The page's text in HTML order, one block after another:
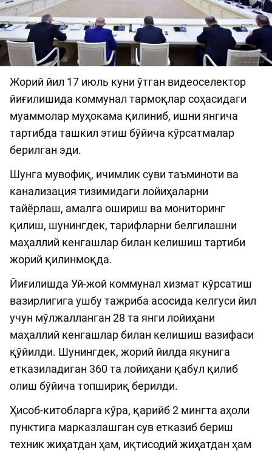
Жорий йил 17 июль куни ўтган видеоселектор
йиғилишида коммунал тармоқлар соҳасидаги
муаммолар муҳокама қилиниб, ишни янгича
тартибда ташкил этиш бўйича кўрсатмалар
берилган эди.
Шунга мувофиқ, ичимлик суви таъминоти ва
канализация тизимидаги лойиҳаларни
тайёрлаш, амалга ошириш ва мониторинг
қилиш, шунингдек, тарифларни белгилашни
маҳаллий кенгашлар билан келишиш тартиби
жорий қилинмоқда.
Йиғилишда Уй-жой коммунал хизмат кўрсатиш
вазирлигига ушбу тажриба асосида келгуси йил
учун мўлжалланган 28 та янги лойиҳани
маҳаллий кенгашлар билан келишиш вазифаси
қўйилди. Шунингдек, жорий йилда якунига
етказиладиган 360 та лойиҳани қабул қилиб
олиш бўйича топшириқ берилди.
Ҳисоб-китобларга кўра, қарийб 2 мингта аҳоли
пунктига марказлашган сув етказиб бериш
техник жиҳатдан ҳам, иқтисодий жиҳатдан ҳам